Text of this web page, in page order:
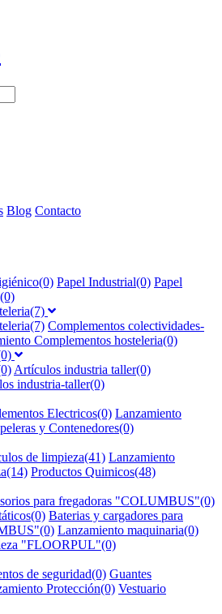
Blog Contacto
Papel Industrial(0) Papel
Complementos colectividades-
Complementos hosteleria(0)
Artículos industria taller(0)
industria-taller(0)
Electricos(0) Lanzamiento
y Contenedores(0)
de limpieza(41) Lanzamiento
Productos Quimicos(48)
para fregadoras "COLUMBUS"(0)
Baterias y cargadores para
Lanzamiento maquinaria(0)
"FLOORPUL"(0)
de seguridad(0) Guantes
Protección(0) Vestuario